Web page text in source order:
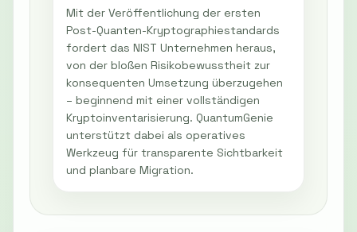
Mit der Veröffentlichung der ersten
Post-Quanten-Kryptographiestandards
fordert das NIST Unternehmen heraus,
von der bloßen Risikobewusstheit zur
konsequenten Umsetzung überzugehen
– beginnend mit einer vollständigen
Kryptoinventarisierung. QuantumGenie
unterstützt dabei als operatives
Werkzeug für transparente Sichtbarkeit
und planbare Migration.